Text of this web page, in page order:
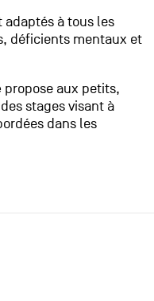
adaptés à tous les
déficients mentaux et
propose aux petits,
stages visant à
dans les